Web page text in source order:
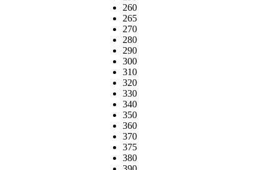
260
265
270
280
290
300
310
320
330
340
350
360
370
375
380